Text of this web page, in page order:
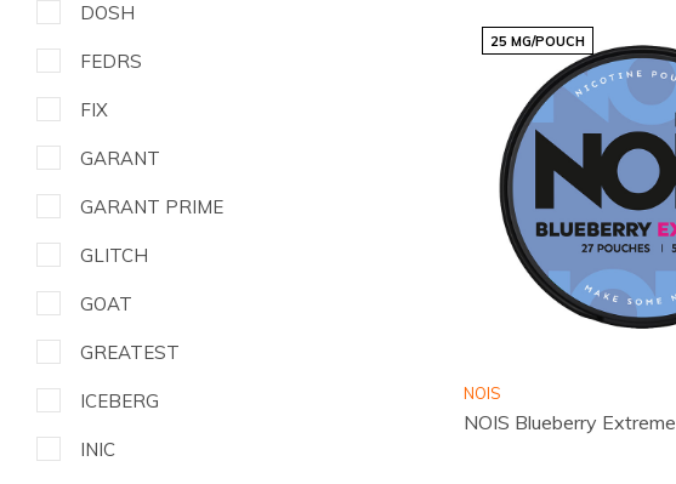
DOSH
FEDRS
FIX
GARANT
GARANT PRIME
GLITCH
GOAT
GREATEST
ICEBERG
INIC
25 MG/POUCH
NOIS
NOIS Blueberry Extreme